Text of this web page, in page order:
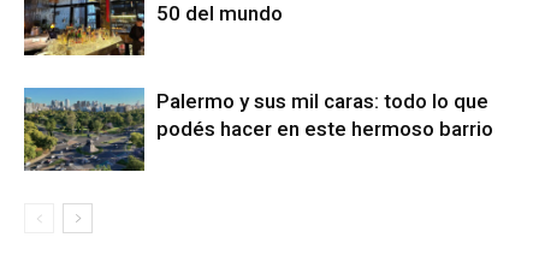
50 del mundo
Palermo y sus mil caras: todo lo que
podés hacer en este hermoso barrio